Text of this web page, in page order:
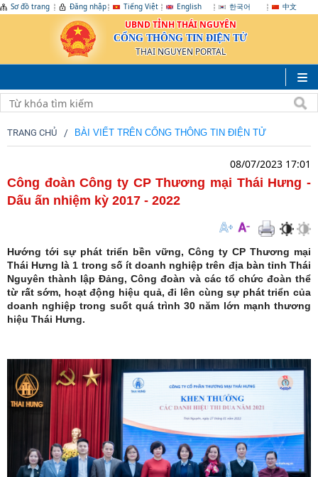
Sơ đồ trang Đăng nhập Tiếng Việt English 한국어 中文
UBND TỈNH THÁI NGUYÊN
CỔNG THÔNG TIN ĐIỆN TỬ
THAI NGUYEN PORTAL
TRANG CHỦ BÀI VIẾT TRÊN CỔNG THÔNG TIN ĐIỆN TỬ
08/07/2023 17:01
Công đoàn Công ty CP Thương mại Thái Hưng -
Dấu ấn nhiệm kỳ 2017 - 2022
Hướng tới sự phát triển bền vững, Công ty CP Thương mại
Thái Hưng là 1 trong số ít doanh nghiệp trên địa bàn tỉnh Thái
Nguyên thành lập Đảng, Công đoàn và các tổ chức đoàn thể
từ rất sớm, hoạt động hiệu quả, đi lên cùng sự phát triển của
doanh nghiệp trong suốt quá trình 30 năm lớn mạnh thương
hiệu Thái Hưng.